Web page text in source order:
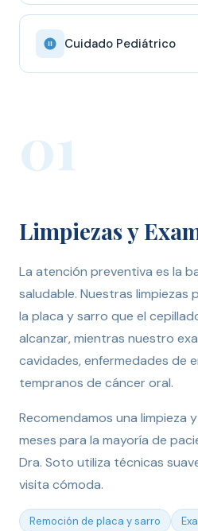
Cuidado Pediátrico
01
Limpiezas y
La atención preventiva es la
saludable. Nuestras limpiezas
la placa y sarro que el
alcanzar, mientras nuestro
cavidades, enfermedades de
tempranos de cáncer oral.
Recomendamos una limpieza
meses para la mayoría de
Dra. Soto utiliza técnicas
visita cómoda.
Remoción de placa y sarro